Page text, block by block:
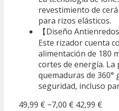
revestimiento de
para rizos elásticos.
【Diseño
Este rizador cuenta
alimentación de 180
cortes de energía.
quemaduras de 360°
seguridad, incluso
49,99 € −7,00 € 42,99 €